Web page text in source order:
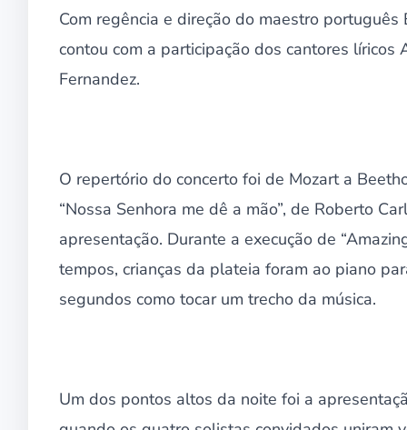
Com regência e direção do maestro
contou com a participação dos cantores líricos
Fernandez.
O repertório do concerto foi de Mozart a
“Nossa Senhora me dê a mão”, de Roberto
apresentação. Durante a execução de
tempos, crianças da plateia foram ao piano
segundos como tocar um trecho da música.
Um dos pontos altos da noite foi a